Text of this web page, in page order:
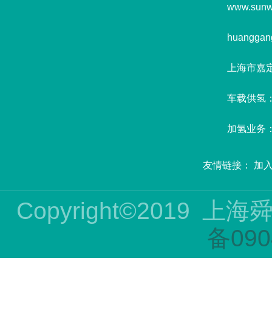
上海市嘉
车载供氢
加氢业务
友情链接： 加
Copyright©2019
上海
备